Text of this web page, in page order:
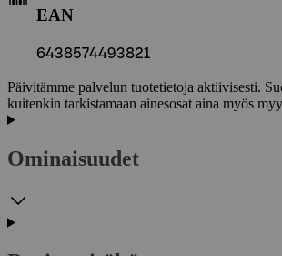
EAN
6438574493821
Päivitämme palvelun tuotetietoja aktiivisesti.
kuitenkin tarkistamaan ainesosat aina myös
Ominaisuudet